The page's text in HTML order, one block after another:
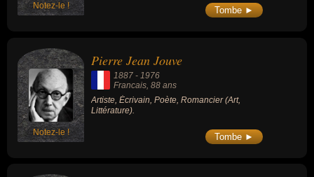
Notez-le ! Tombe ►
Notez-le !
Pierre Jean Jouve
1887 - 1976
Francais , 88 ans
Artiste, Écrivain, Poète, Romancier (Art,
Littérature).
Tombe ►